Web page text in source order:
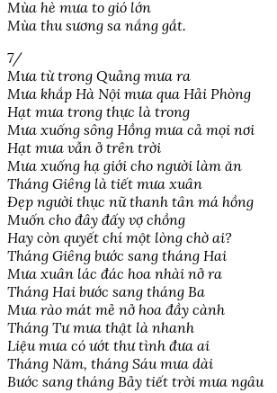
Mùa hè mưa to gió lớn
Mùa thu sương sa nắng gắt.
7/
Mưa từ trong Quảng mưa ra
Mưa khắp Hà Nội mưa qua Hải Phòng
Hạt mưa trong thực là trong
Mưa xuống sông Hồng mưa cả mọi nơi
Hạt mưa vẫn ở trên trời
Mưa xuống hạ giới cho người làm ăn
Tháng Giêng là tiết mưa xuân
Đẹp người thục nữ thanh tân má hồng
Muốn cho đây đấy vợ chồng
Hay còn quyết chí một lòng chờ ai?
Tháng Giêng bước sang tháng Hai
Mưa xuân lác đác hoa nhài nở ra
Tháng Hai bước sang tháng Ba
Mưa rào mát mẻ nở hoa đầy cành
Tháng Tư mưa thật là nhanh
Liệu mưa có ướt thư tình đưa ai
Tháng Năm, tháng Sáu mưa dài
Bước sang tháng Bảy tiết trời mưa ngâu